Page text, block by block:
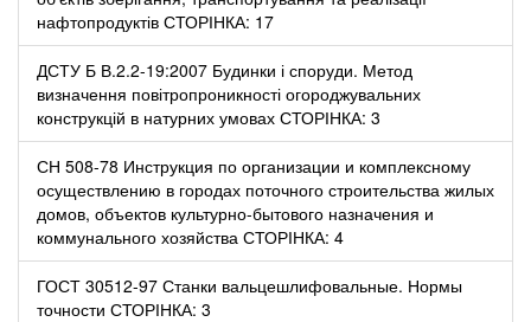
нафтопродуктів СТОРІНКА: 17
ДСТУ Б В.2.2-19:2007 Будинки і споруди. Метод
визначення повітропроникності огороджувальних
конструкцій в натурних умовах СТОРІНКА: 3
СН 508-78 Инструкция по организации и комплексному
осуществлению в городах поточного строительства жилых
домов, объектов культурно-бытового назначения и
коммунального хозяйства СТОРІНКА: 4
ГОСТ 30512-97 Станки вальцешлифовальные. Нормы
точности СТОРІНКА: 3